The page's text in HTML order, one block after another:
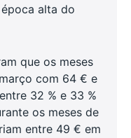
alta do
que os meses
com 64 € e
32 % e 33 %
os meses de
entre 49 € em